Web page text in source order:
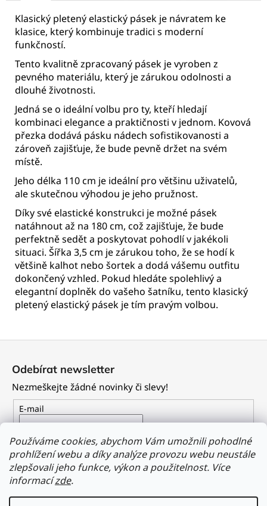
Používáme cookies, abychom Vám umožnili pohodlné
prohlížení webu a díky analýze provozu webu neustále
zlepšovali jeho funkce, výkon a použitelnost. Více
informacízde.
Klasický pletený elastický pásek je návratem ke
klasice, který kombinuje tradici s moderní
funkčností.
Tento kvalitně zpracovaný pásek je vyroben z
pevného materiálu, který je zárukou odolnosti a
dlouhé životnosti.
Jedná se o ideální volbu pro ty, kteří hledají
kombinaci elegance a praktičnosti v jednom. Kovová
přezka dodává pásku nádech sofistikovanosti a
zároveň zajišťuje, že bude pevně držet na svém
místě.
Jeho délka 110 cm je ideální pro většinu uživatelů,
ale skutečnou výhodou je jeho pružnost.
Díky své elastické konstrukci je možné pásek
natáhnout až na 180 cm, což zajišťuje, že bude
perfektně sedět a poskytovat pohodlí v jakékoli
situaci. Šířka 3,5 cm je zárukou toho, že se hodí k
většině kalhot nebo šortek a dodá vášemu outfitu
dokončený vzhled. Pokud hledáte spolehlivý a
elegantní doplněk do vašeho šatníku, tento klasický
pletený elastický pásek je tím pravým volbou.
í
Odebírat newsletter
Nezmeškejte žádné novinky či slevy!
E-mail
Vložením e-mailu souhlasíte s podmínkami ochrany
osobních údajů
PŘIHLÁSIT SE